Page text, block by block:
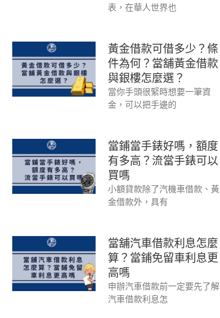
表，在華人世界也
黃金借款可借多少？條
件為何？當舖黃金借款
與銀樓怎麼選？
當你手頭很緊時想要一筆資
金，可以把手邊的
當鋪當手錶好嗎，額度
有多高？流當手錶可以
買嗎
小額貸款除了汽機車借款、黃
金借款外，具有
當舖汽車借款利息怎麼
算？當鋪免留車利息更
高嗎
申辦汽車借款前一定要先了解
汽車借款利息怎